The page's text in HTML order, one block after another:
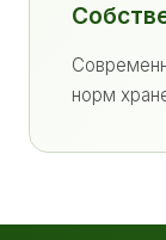
норм